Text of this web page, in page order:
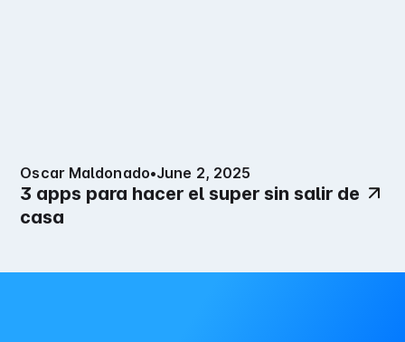
Oscar Maldonado•June 2, 2025
3 apps para hacer el super sin salir de
casa